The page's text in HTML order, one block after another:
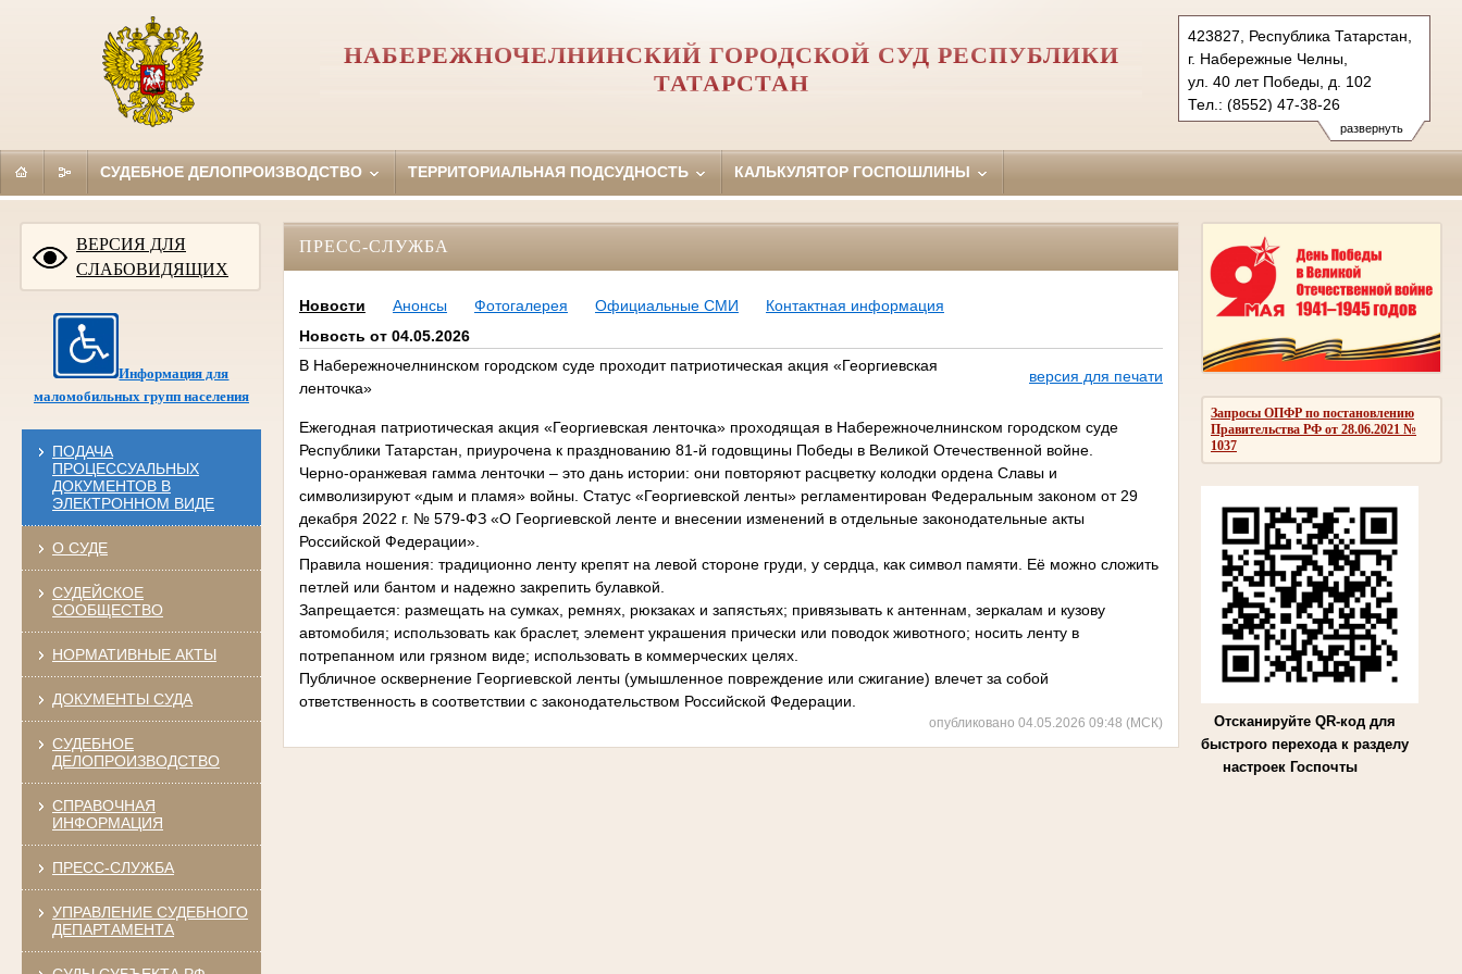
развернуть
423827, Республика Татарстан,
г. Набережные Челны,
ул. 40 лет Победы, д. 102
Тел.: (8552) 47-38-26
naberezhno-
chelninsky.tat@sudrf.ru
НАБЕРЕЖНОЧЕЛНИНСКИЙ ГОРОДСКОЙ СУД РЕСПУБЛИКИ
ТАТАРСТАН
СУДЕБНОЕ ДЕЛОПРОИЗВОДСТВО ТЕРРИТОРИАЛЬНАЯ ПОДСУДНОСТЬ КАЛЬКУЛЯТОР ГОСПОШЛИНЫ
ВЕРСИЯ ДЛЯ
СЛАБОВИДЯЩИХ
Информация для
маломобильных групп населения
ПОДАЧА
ПРОЦЕССУАЛЬНЫХ
ДОКУМЕНТОВ В
ЭЛЕКТРОННОМ ВИДЕ
О СУДЕ
СУДЕЙСКОЕ
СООБЩЕСТВО
НОРМАТИВНЫЕ АКТЫ
ДОКУМЕНТЫ СУДА
СУДЕБНОЕ
ДЕЛОПРОИЗВОДСТВО
СПРАВОЧНАЯ
ИНФОРМАЦИЯ
ПРЕСС-СЛУЖБА
УПРАВЛЕНИЕ СУДЕБНОГО
ДЕПАРТАМЕНТА
Запросы ОПФР по постановлению
Правительства РФ от 28.06.2021 №
1037
Отсканируйте QR-код для
быстрого перехода к разделу
настроек Госпочты
ПРЕСС-СЛУЖБА
Новости Анонсы Фотогалерея Официальные СМИ
Контактная информация
Новость от 04.05.2026
В Набережночелнинском городском суде проходит патриотическая акция «Георгиевская
ленточка»
версия для печати
Ежегодная патриотическая акция «Георгиевская ленточка» проходящая в Набережночелнинском городском суде
Республики Татарстан, приурочена к празднованию 81-й годовщины Победы в Великой Отечественной войне.
Черно-оранжевая гамма ленточки – это дань истории: они повторяют расцветку колодки ордена Славы и
символизируют «дым и пламя» войны. Статус «Георгиевской ленты» регламентирован Федеральным законом от 29
декабря 2022 г. № 579-ФЗ «О Георгиевской ленте и внесении изменений в отдельные законодательные акты
Российской Федерации».
Правила ношения: традиционно ленту крепят на левой стороне груди, у сердца, как символ памяти. Её можно сложить
петлей или бантом и надежно закрепить булавкой.
Запрещается: размещать на сумках, ремнях, рюкзаках и запястьях; привязывать к антеннам, зеркалам и кузову
автомобиля; использовать как браслет, элемент украшения прически или поводок животного; носить ленту в
потрепанном или грязном виде; использовать в коммерческих целях.
Публичное осквернение Георгиевской ленты (умышленное повреждение или сжигание) влечет за собой
ответственность в соответствии с законодательством Российской Федерации.
опубликовано 04.05.2026 09:48 (МСК)